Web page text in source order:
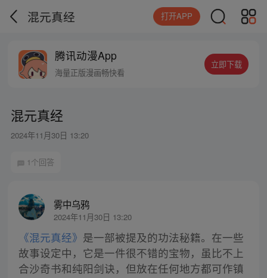
混元真经 打开APP
腾讯动漫App
海量正版漫画畅快看
立即下载
混元真经
2024年11月30日 13:20
1个回答
雾中乌鸦
2024年11月30日 13:20
《混元真经》 是一部被提及的功法秘籍。在一些
故事设定中，它是一件很不错的宝物，虽比不上
合沙奇书和纯阳剑诀，但放在任何地方都可作镇